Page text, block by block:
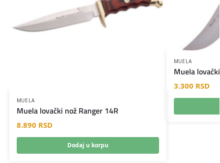
MUELA
Muela lovački nož Ranger 14R
8.890 RSD
Dodaj u korpu
MUELA
Muela
3.300 RSD